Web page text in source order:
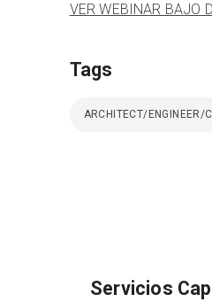
VER WEBINAR BAJO
Tags
ARCHITECT/ENGINEER/
Servicios